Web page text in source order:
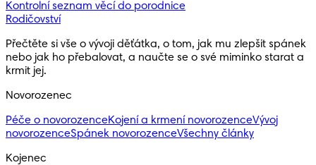
Kontrolní seznam věcí do porodnice
Rodičovství
Přečtěte si vše o vývoji děťátka, o tom, jak mu zlepšit spánek
nebo jak ho přebalovat, a naučte se o své miminko starat a
krmit jej.
Novorozenec
Péče o novorozenceKojení a krmení novorozenceVývoj
novorozenceSpánek novorozenceVšechny články
Kojenec